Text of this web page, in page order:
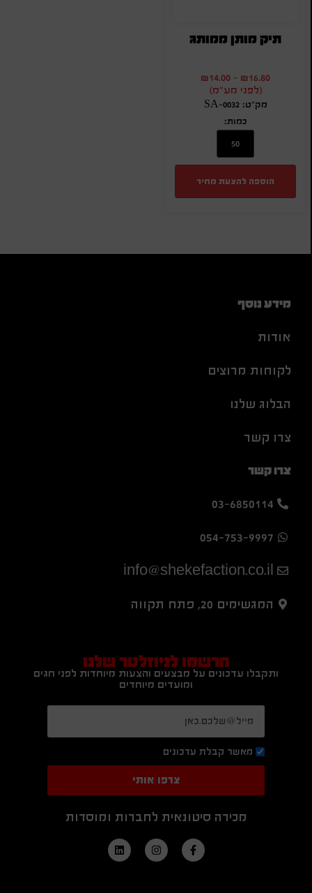
תיק מותן ממותג
₪16.80
-
₪14.00
(לפני מע"מ)
מק"ט: SA-0032
כמות:
הוספה להצעת מחיר
מידע נוסף
אודות
לקוחות מרוצים
הבלוג שלנו
צרו קשר
צרו קשר
03-6850114
054-753-9997
info@shekefaction.co.il
המגשימים 20, פתח תקווה
הרשמו לניוזלטר שלנו
ותקבלו עדכונים על מבצעים והצעות מיוחדות לפני חגים
ומועדים מיוחדים
מאשר קבלת עדכונים
צרפו אותי
מכירה סיטונאית לחברות ומוסדות